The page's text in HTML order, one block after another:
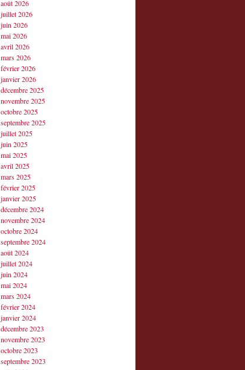
août 2026
juillet 2026
juin 2026
mai 2026
avril 2026
mars 2026
février 2026
janvier 2026
décembre 2025
novembre 2025
octobre 2025
septembre 2025
juillet 2025
juin 2025
mai 2025
avril 2025
mars 2025
février 2025
janvier 2025
décembre 2024
novembre 2024
octobre 2024
septembre 2024
août 2024
juillet 2024
juin 2024
mai 2024
mars 2024
février 2024
janvier 2024
décembre 2023
novembre 2023
octobre 2023
septembre 2023